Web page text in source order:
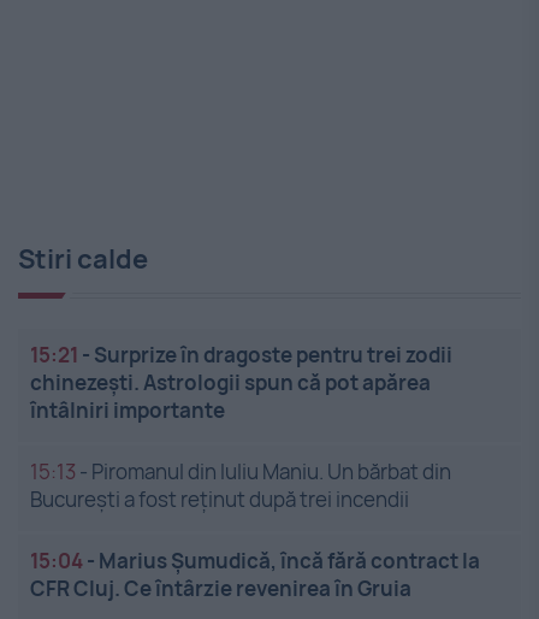
Stiri calde
15:21 - Surprize în dragoste pentru trei zodii
chinezești. Astrologii spun că pot apărea
întâlniri importante
15:13 - Piromanul din Iuliu Maniu. Un bărbat din
București a fost reținut după trei incendii
15:04- Marius Șumudică, încă fără contract la
CFR Cluj. Ce întârzie revenirea în Gruia